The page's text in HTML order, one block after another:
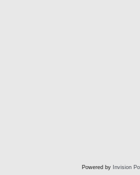
Powered by Invision